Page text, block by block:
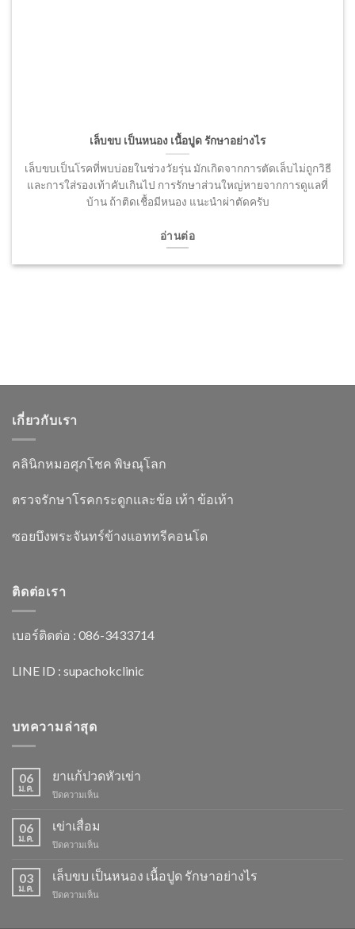
เล็บขบ เป็นหนอง เนื้อปูด รักษาอย่างไร
เล็บขบเป็นโรคที่พบบ่อยในช่วงวัยรุ่น มักเกิดจากการตัดเล็บไม่ถูกวิธี
และการใส่รองเท้าคับเกินไป การรักษาส่วนใหญ่หายจากการดูแลที่
บ้าน ถ้าติดเชื้อมีหนอง แนะนำผ่าตัดครับ
อ่านต่อ
เกี่ยวกับเรา
คลินิกหมอศุภโชค พิษณุโลก
ตรวจรักษาโรคกระดูกและข้อ เท้า ข้อเท้า
ซอยบึงพระจันทร์ข้างแอททรีคอนโด
ติดต่อเรา
เบอร์ติดต่อ : 086-3433714
LINE ID : supachokclinic
บทความล่าสุด
06
ม.ค.
ยาแก้ปวดหัวเข่า
ปิดความเห็น
06
ม.ค.
เข่าเสื่อม
ปิดความเห็น
เสื่อม
03
ม.ค.
เล็บขบ เป็นหนอง เนื้อปูด รักษาอย่างไร
ปิดความเห็น